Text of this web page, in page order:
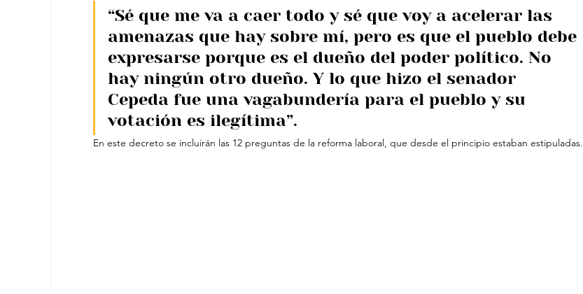
“Sé que me va a caer todo y sé que voy a acelerar las
amenazas que hay sobre mí, pero es que el pueblo debe
expresarse porque es el dueño del poder político. No
hay ningún otro dueño. Y lo que hizo el senador
Cepeda fue una vagabundería para el pueblo y su
votación es ilegítima”.
En este decreto se incluirán las 12 preguntas de la reforma laboral, que desde el principio estaban estipuladas.